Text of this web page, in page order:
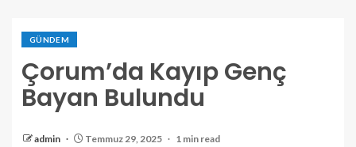
GÜNDEM
Çorum’da Kayıp Genç
Bayan Bulundu
admin Temmuz 29, 2025 1 min read